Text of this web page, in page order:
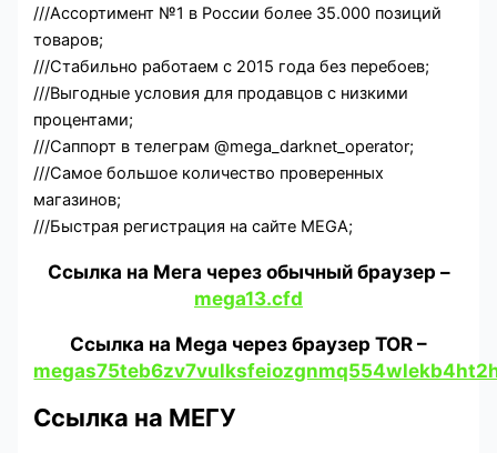
///Ассортимент №1 в России более 35.000 позиций
товаров;
///Стабильно работаем с 2015 года без перебоев;
///Выгодные условия для продавцов с низкими
процентами;
///Саппорт в телеграм@mega_darknet_operator;
///Самое большое количество проверенных
магазинов;
///Быстрая регистрация на сайте MEGA;
Ссылка на Мега через обычный браузер –
mega13.cfd
Ссылка на Mega через браузер TOR –
Ссылка на МЕГУ